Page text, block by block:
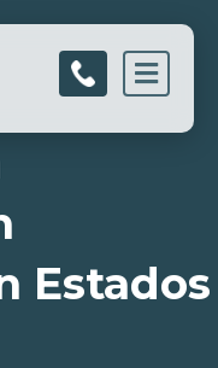
Estados